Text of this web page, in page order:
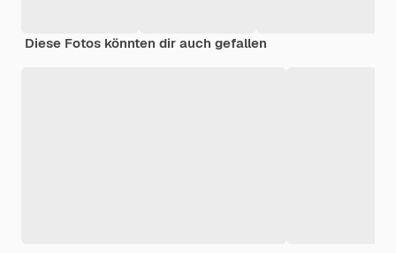
Diese Fotos könnten dir auch gefallen